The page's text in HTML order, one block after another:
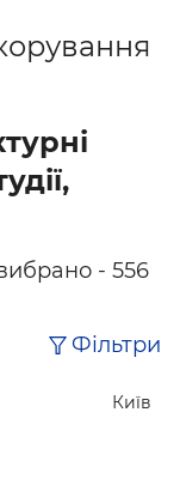
- 556
Фільтри
Київ